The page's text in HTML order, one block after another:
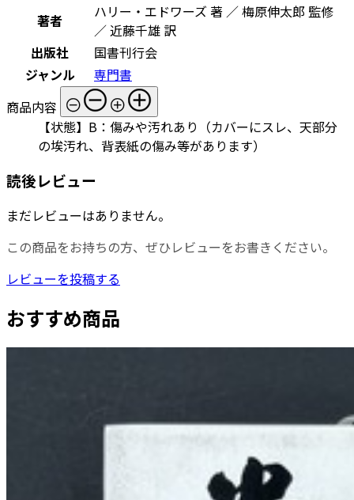
著者
ハリー・エドワーズ 著 ／ 梅原伸太郎 監修
／ 近藤千雄 訳
出版社
国書刊行会
ジャンル
専門書
商品内容
【状態】B：傷みや汚れあり（カバーにスレ、天部分
の埃汚れ、背表紙の傷み等があります）
読後レビュー
まだレビューはありません。
この商品をお持ちの方、ぜひレビューをお書きください。
レビューを投稿する
おすすめ商品